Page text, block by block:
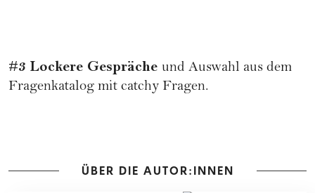
#3 Lockere Gespräche und Auswahl aus dem
Fragenkatalog mit catchy Fragen.
ÜBER DIE AUTOR:INNEN